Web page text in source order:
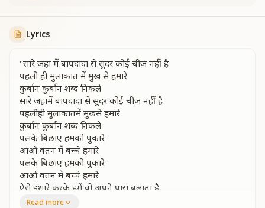
Lyrics
"सारे जहा में बापदादा से सुंदर कोई चीज नहीं है
पहली ही मुलाकात में मुख से हमारे
कुर्बान कुर्बान शब्द निकले
सारे जहामें बापदादा से सुंदर कोई चीज नहीं है
पहलीही मुलाकातमें मुखसे हमारे
कुर्बान कुर्बान शब्द निकले
पलके बिछाए हमको पुकारे
आओ वतन में बच्चे हमारे
पलके बिछाए हमको पुकारे
आओ वतन में बच्चे हमारे
ऐसे इशारे करके हमें वो अपने पास बुलाता है
पहली ही मुलाकात में मुख से हमारे
Read more